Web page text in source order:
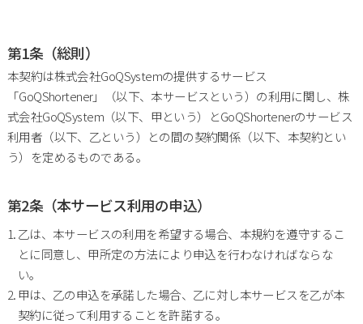
第1条（総則）
本契約は株式会社GoQSystemの提供するサービス
「GoQShortener」（以下、本サービスという）の利用に関し、株
式会社GoQSystem（以下、甲という）とGoQShortenerのサービス
利用者（以下、乙という）との間の契約関係（以下、本契約とい
う）を定めるものである。
第2条（本サービス利用の申込）
乙は、本サービスの利用を希望する場合、本規約を遵守するこ
とに同意し、甲所定の方法により申込を行わなければならな
い。
甲は、乙の申込を承諾した場合、乙に対し本サービスを乙が本
契約に従って利用することを許諾する。